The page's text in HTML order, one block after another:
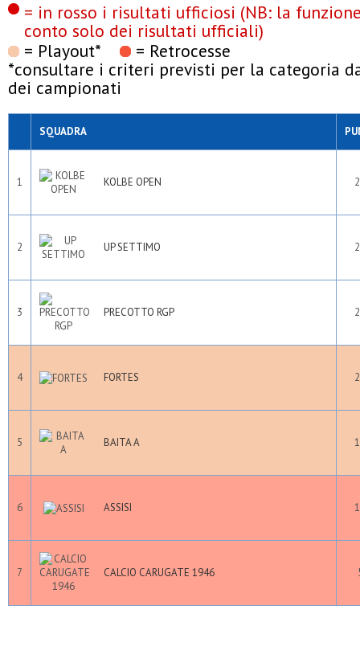
= in rosso i risultati ufficiosi (NB: la
conto solo dei risultati ufficiali)
= Playout*
= Retrocesse
*consultare i criteri previsti per la categoria
dei campionati
SQUADRA
1 KOLBE OPEN
2 UP SETTIMO
3 PRECOTTO RGP
4 FORTES
5 BAITA A
6 ASSISI
7 CALCIO CARUGATE 1946